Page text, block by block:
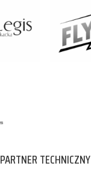
PARTNER TECHNICZNY